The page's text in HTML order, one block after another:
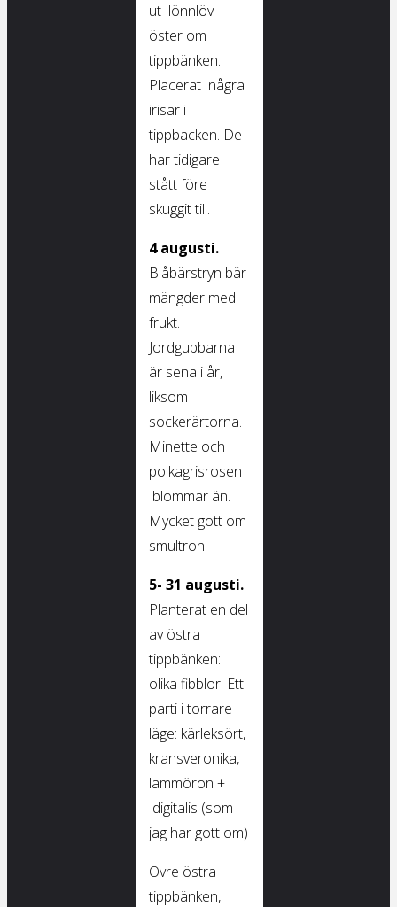
ut lönnlöv
öster om
tippbänken.
Placerat några
irisar i
tippbacken. De
har tidigare
stått före
skuggit till.
4 augusti.
Blåbärstryn bär
mängder med
frukt.
Jordgubbarna
är sena i år,
liksom
sockerärtorna.
Minette och
polkagrisrosen
blommar än.
Mycket gott om
smultron.
5- 31 augusti.
Planterat en del
av östra
tippbänken:
olika fibblor. Ett
parti i torrare
läge: kärleksört,
kransveronika,
lammöron +
digitalis (som
jag har gott om)
Övre östra
tippbänken,